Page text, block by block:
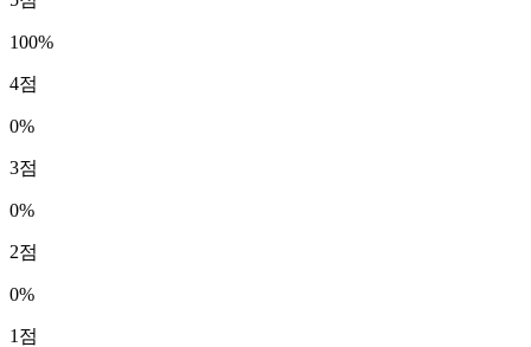
100%
4점
0%
3점
0%
2점
0%
1 점